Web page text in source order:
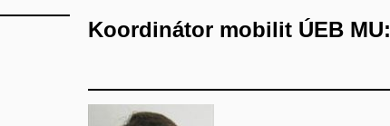
Koordinátor mobilit ÚEB MU: